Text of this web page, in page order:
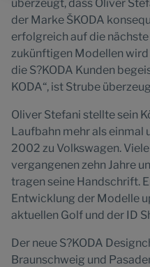
überzeugt, dass Oliver
der Marke ŠKODA
erfolgreich auf die
zukünftigen Modellen
die S?KODA Kunden
KODA“, ist Strube
Oliver Stefani stellte sein
Laufbahn mehr als einmal
2002 zu Volkswagen.
vergangenen zehn Jahre
tragen seine Handschrift.
Entwicklung der Modelle
aktuellen Golf und der ID
Der neue S?KODA
Braunschweig und